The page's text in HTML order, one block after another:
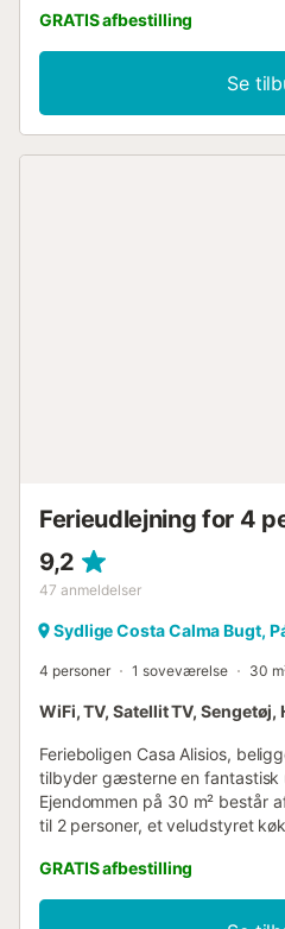
GRATIS afbestilling
Se
Ferieudlejning for 4
9,2
47 anmeldelser
Sydlige Costa Calma Bugt,
4 personer 1 soveværelse 30
WiFi, TV, Satellit TV,
Ferieboligen Casa Alisios,
tilbyder gæsterne en fantastisk
Ejendommen på 30 m² består
til 2 personer, et veludstyret
faciliteter omfatter
videoopkald) med et dedikeret
hjemmekontor, et tv, en
GRATIS afbestilling